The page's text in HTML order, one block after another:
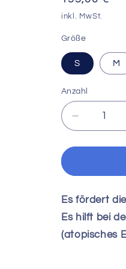
Preis
inkl. MwSt.
Größe
S M
Anzahl
Verringere
die
Menge
Herren-
-
Es fördert
Es hilft bei
(atopisches